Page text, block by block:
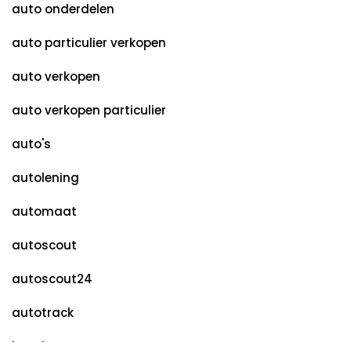
auto onderdelen
auto particulier verkopen
auto verkopen
auto verkopen particulier
auto's
autolening
automaat
autoscout
autoscout24
autotrack